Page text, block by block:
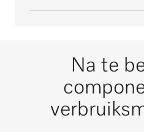
Buitenmaat,
Buitenmaat,
Voldoet aan de
2006/42/EG
Na te